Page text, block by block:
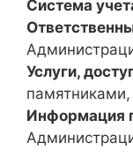
Система
Услуги,
Информация